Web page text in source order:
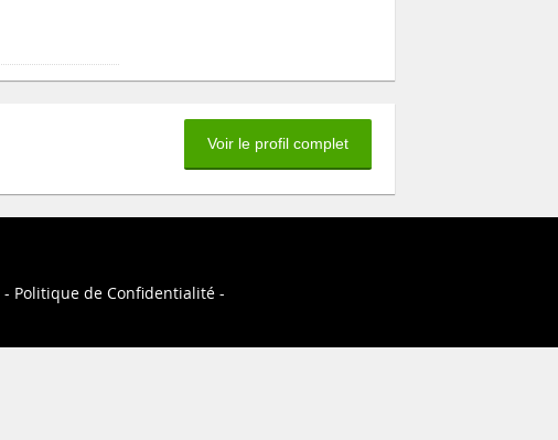
Voir le profil complet
Politique de Confidentialité